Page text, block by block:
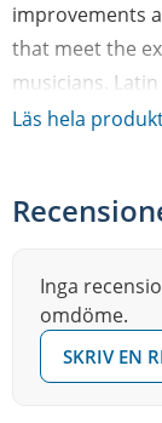
improvements
that meet the
musicians.
featured in
cowbells,
part of so
turn on a radio
instrument. In
engineer from
Läs hela
Inga
omdöme.
SKRIV EN